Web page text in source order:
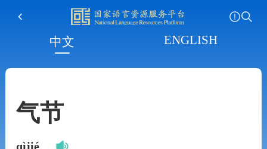
中文 ENGLISH
气节
qìjié